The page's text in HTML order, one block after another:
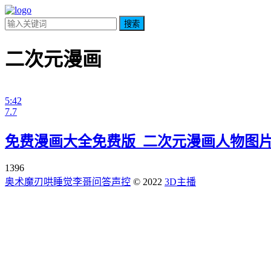
搜索
二次元漫画
5:42
7.7
免费漫画大全免费版_二次元漫画人物图
1396
奥术魔刃 哄睡觉李哥问答声控 © 2022 3D主播